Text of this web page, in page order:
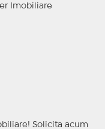
Imobiliare
Solicita acum